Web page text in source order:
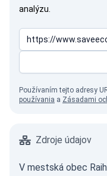
analýzu.
Používaním tejto adresy
používania a Zásadami
Zdroje údajov
V mestská obec